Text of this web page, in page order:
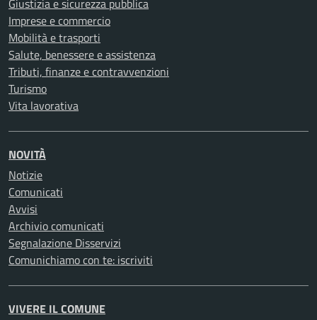
Giustizia e sicurezza pubblica
Imprese e commercio
Mobilità e trasporti
Salute, benessere e assistenza
Tributi, finanze e contravvenzioni
Turismo
Vita lavorativa
NOVITÀ
Notizie
Comunicati
Avvisi
Archivio comunicati
Segnalazione Disservizi
Comunichiamo con te: iscriviti
VIVERE IL COMUNE